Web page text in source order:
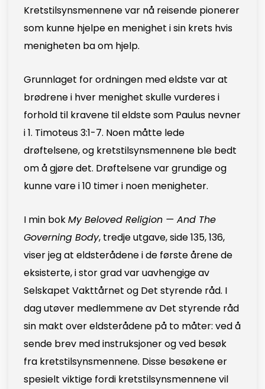
Kretstilsynsmennene var nå reisende pionerer
som kunne hjelpe en menighet i sin krets hvis
menigheten ba om hjelp.
Grunnlaget for ordningen med eldste var at
brødrene i hver menighet skulle vurderes i
forhold til kravene til eldste som Paulus nevner
i 1. Timoteus 3:1-7. Noen måtte lede
drøftelsene, og kretstilsynsmennene ble bedt
om å gjøre det. Drøftelsene var grundige og
kunne vare i 10 timer i noen menigheter.
I min bokMy Beloved Religion — And The
Governing Body, tredje utgave, side 135, 136,
viser jeg at eldsterådene i de første årene de
eksisterte, i stor grad var uavhengige av
Selskapet Vakttårnet og Det styrende råd. I
dag utøver medlemmene av Det styrende råd
sin makt over eldsterådene på to måter: ved å
sende brev med instruksjoner og ved besøk
fra kretstilsynsmennene. Disse besøkene er
spesielt viktige fordi kretstilsynsmennene vil